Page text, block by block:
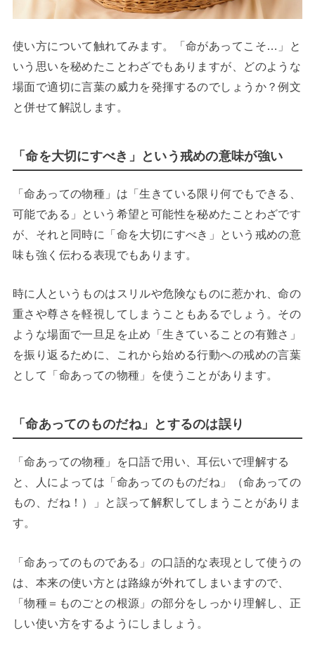
使い方について触れてみます。「命があってこそ…」と
いう思いを秘めたことわざでもありますが、どのような
場面で適切に言葉の威力を発揮するのでしょうか？例文
と併せて解説します。
「命を大切にすべき」という戒めの意味が強い
「命あっての物種」は「生きている限り何でもできる、
可能である」という希望と可能性を秘めたことわざです
が、それと同時に「命を大切にすべき」という戒めの意
味も強く伝わる表現でもあります。
時に人というものはスリルや危険なものに惹かれ、命の
重さや尊さを軽視してしまうこともあるでしょう。その
ような場面で一旦足を止め「生きていることの有難さ」
を振り返るために、これから始める行動への戒めの言葉
として「命あっての物種」を使うことがあります。
「命あってのものだね」とするのは誤り
「命あっての物種」を口語で用い、耳伝いで理解する
と、人によっては「命あってのものだね」（命あっての
もの、だね！）」と誤って解釈してしまうことがありま
す。
「命あってのものである」の口語的な表現として使うの
は、本来の使い方とは路線が外れてしまいますので、
「物種＝ものごとの根源」の部分をしっかり理解し、正
しい使い方をするようにしましょう。